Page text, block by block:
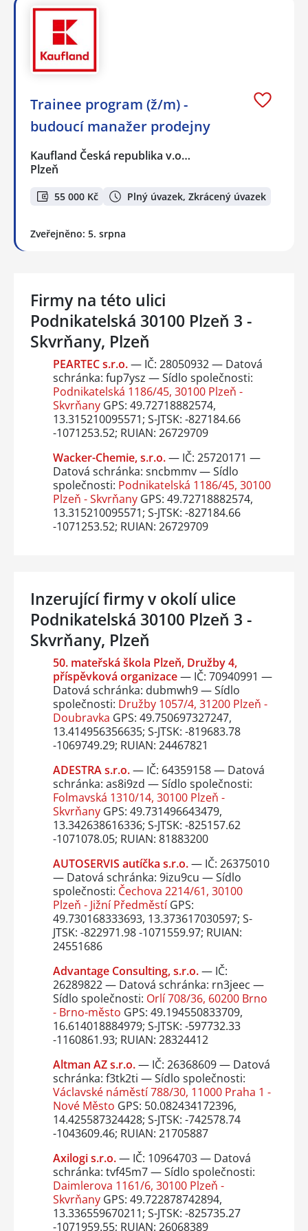
Trainee program (ž/m) -
budoucí manažer prodejny
Kaufland Česká republika v.o…
Plzeň
55 000 Kč Plný úvazek, Zkrácený úvazek
Zveřejněno: 5. srpna
Firmy na této ulici
Podnikatelská 30100 Plzeň 3 -
Skvrňany, Plzeň
PEARTEC s.r.o.— IČ: 28050932 — Datová
schránka: fup7ysz — Sídlo společnosti:
Podnikatelská 1186/45, 30100 Plzeň -
SkvrňanyGPS: 49.72718882574,
13.315210095571; S-JTSK: -827184.66
-1071253.52; RUIAN: 26729709
Wacker-Chemie, s.r.o.— IČ: 25720171 —
Datová schránka: sncbmmv — Sídlo
společnosti: Podnikatelská 1186/45, 30100
Plzeň - SkvrňanyGPS: 49.72718882574,
13.315210095571; S-JTSK: -827184.66
-1071253.52; RUIAN: 26729709
Inzerující firmy v okolí ulice
Podnikatelská 30100 Plzeň 3 -
Skvrňany, Plzeň
50. mateřská škola Plzeň, Družby 4,
příspěvková organizace— IČ: 70940991 —
Datová schránka: dubmwh9 — Sídlo
společnosti: Družby 1057/4, 31200 Plzeň -
Doubravka GPS: 49.750697327247,
13.414956356635; S-JTSK: -819683.78
-1069749.29; RUIAN: 24467821
ADESTRA s.r.o.— IČ: 64359158 — Datová
schránka: as8i9zd — Sídlo společnosti:
Folmavská 1310/14, 30100 Plzeň -
SkvrňanyGPS: 49.731496643479,
13.342638616336; S-JTSK: -825157.62
-1071078.05; RUIAN: 81883200
AUTOSERVIS autíčka s.r.o.— IČ: 26375010
— Datová schránka: 9izu9cu — Sídlo
společnosti: Čechova 2214/61, 30100
Plzeň - Jižní PředměstíGPS:
49.730168333693, 13.373617030597; S-
JTSK: -822971.98 -1071559.97; RUIAN:
24551686
Advantage Consulting, s.r.o.— IČ:
26289822 — Datová schránka: rn3jeec —
Sídlo společnosti: Orlí 708/36, 60200 Brno
- Brno-město GPS: 49.194550833709,
16.614018884979; S-JTSK: -597732.33
-1160861.93; RUIAN: 28324412
Altman AZ s.r.o.— IČ: 26368609 — Datová
schránka: f3tk2ti — Sídlo společnosti:
Václavské náměstí 788/30, 11000 Praha 1 -
Nové Město GPS: 50.082434172396,
14.425587324428; S-JTSK: -742578.74
-1043609.46; RUIAN: 21705887
Axilogi s.r.o.— IČ: 10964703 — Datová
schránka: tvf45m7 — Sídlo společnosti:
Daimlerova 1161/6, 30100 Plzeň -
SkvrňanyGPS: 49.722878742894,
13.336559670211; S-JTSK: -825735.27
-1071959.55; RUIAN: 26068389